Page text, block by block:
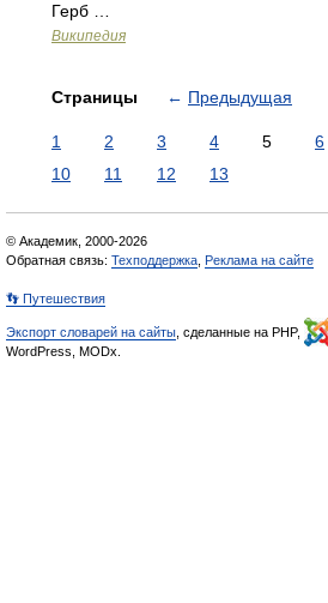
Герб …
Википедия
Страницы ← Предыдущая
1 2 3 4 5 6
10
11 12 13
© Академик, 2000-2026
Обратная связь: Техподдержка Реклама на сайте
👣 Путешествия
Экспорт словарей на сайты , сделанные на PHP,
WordPress, MODx.